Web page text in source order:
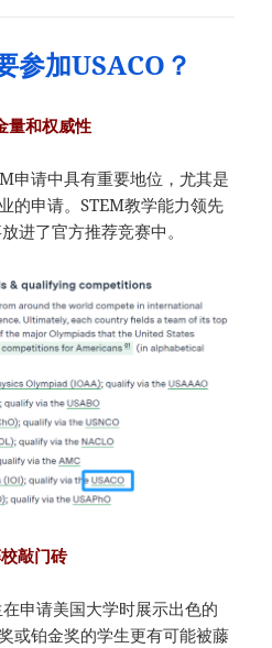
参加USACO？
量和权威性
申请中具有重要地位，尤其是
的申请。STEM教学能力领先
进了官方推荐竞赛中。
敲门砖
申请美国大学时展示出色的
或铂金奖的学生更有可能被藤